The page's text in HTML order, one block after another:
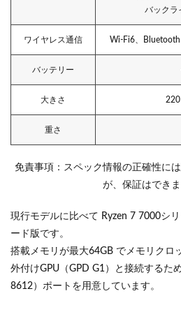
バックラ
ワイヤレス通信 Wi-Fi6、Bluetooth
バッテリー
大きさ
重さ
免責事項：スペック情報の正確性に
が、保証はできま
現行モデルに比べて Ryzen 7 7000シ
ード版です。
搭載メモリが最大64GB でメモリクロ
外付けGPU（GPD G1）と接続するた
8612）ポートを用意しています。